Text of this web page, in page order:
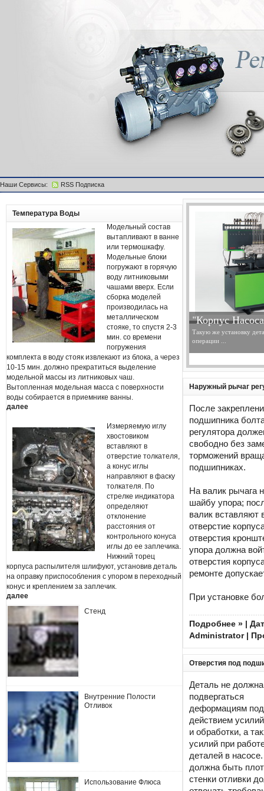
Наши Сервисы: RSS Подписка
Температура Воды
Модельный состав
вытапливают в ванне
или термошкафу.
Модельные блоки
погружают в горячую
воду литниковыми
чашами вверх. Если
сборка моделей
производилась на
металлическом
стояке, то спустя 2-3
мин. со времени
погружения
комплекта в воду стояк извлекают из блока, а через
10-15 мин. должно прекратиться выделение
модельной массы из литниковых чаш.
Вытопленная модельная масса с поверхности
воды собирается в приемнике ванны.
далее
Измеряемую иглу
хвостовиком
вставляют в
отверстие толкателя,
а конус иглы
направляют в фаску
толкателя. По
стрелке индикатора
определяют
отклонение
расстояния от
контрольного конуса
иглы до ее заплечика.
Нижний торец
корпуса распылителя шлифуют, установив деталь
на оправку приспособления с упором в переходный
конус и креплением за заплечик.
далее
Стенд
Внутренние Полости
Отливок
Использование Флюса
"Корпус
Такую же установку
операции ...
Наружный рычаг
После
подшипника
регулятора
свободно без
торможений
подшипниках.
На валик рычага
шайбу упора;
валик вставляют
отверстие
отверстия
упора должна
отверстия
ремонте
При установке
Подробнее » |
Administrator|
Отверстия под
Деталь не должна
подвергаться
деформациям под
действием
и обработки, а
усилий при
деталей в
должна быть
стенки отливки